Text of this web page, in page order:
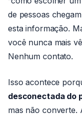
de pessoas
esta informação.
você nunca mais
Nenhum contato.
Isso acontece
desconectada do
mas não converte.